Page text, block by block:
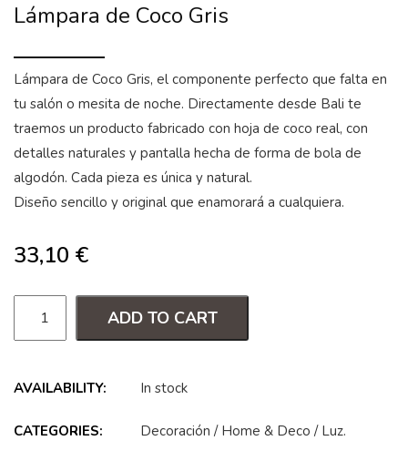
Lámpara de Coco Gris
Lámpara de Coco Gris, el componente perfecto que falta en
tu salón o mesita de noche. Directamente desde Bali te
traemos un producto fabricado con hoja de coco real, con
detalles naturales y pantalla hecha de forma de bola de
algodón. Cada pieza es única y natural.
Diseño sencillo y original que enamorará a cualquiera.
33,10 €
ADD TO CART
AVAILABILITY: In stock
CATEGORIES: Decoración / Home & Deco / Luz.